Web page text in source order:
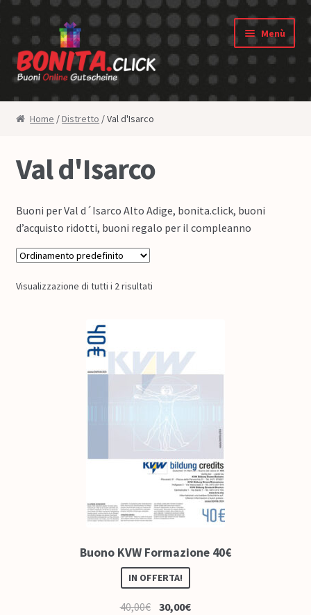
Vai alla navigazione
Vai al contenuto Menù
Shop
Diritto di revoca
Privacy
Condizioni generali
Chi siamo
Colofone
Come funziona
FAQ – Domande frequenti
Home /Distretto / Val d'Isarco
Val d'Isarco
Buoni per Val d´Isarco Alto Adige, bonita.click, buoni
d’acquisto ridotti, buoni regalo per il compleanno
Visualizzazione di tutti i 2 risultati
Buono KVW Formazione 40€
IN OFFERTA!
40,00€ 30,00€